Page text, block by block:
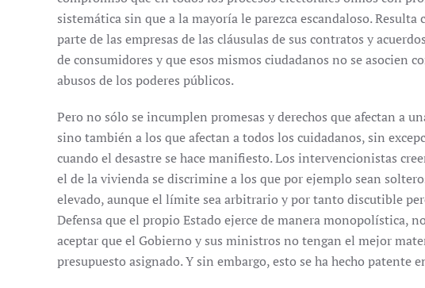
sistemática sin que a la mayoría le parezca escandaloso.
parte de las empresas de las cláusulas de sus contratos y
de consumidores y que esos mismos ciudadanos no se asocien
abusos de los poderes públicos.
Pero no sólo se incumplen promesas y derechos que afectan a
sino también a los que afectan a todos los cuidadanos, sin
cuando el desastre se hace manifiesto. Los intervencionistas
el de la vivienda se discrimine a los que por ejemplo sean
elevado, aunque el límite sea arbitrario y por tanto discutible
Defensa que el propio Estado ejerce de manera monopolística,
aceptar que el Gobierno y sus ministros no tengan el mejor
presupuesto asignado. Y sin embargo, esto se ha hecho patente